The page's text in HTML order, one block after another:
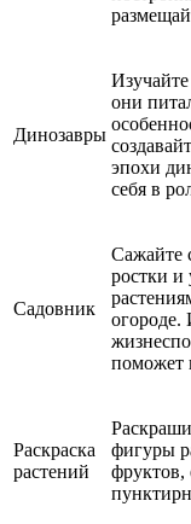
Динозавры
они
эпохи
себя в
Садовник
Сажайте
ростки и
огороде.
поможет
Раскраска
растений
фигуры
фруктов,